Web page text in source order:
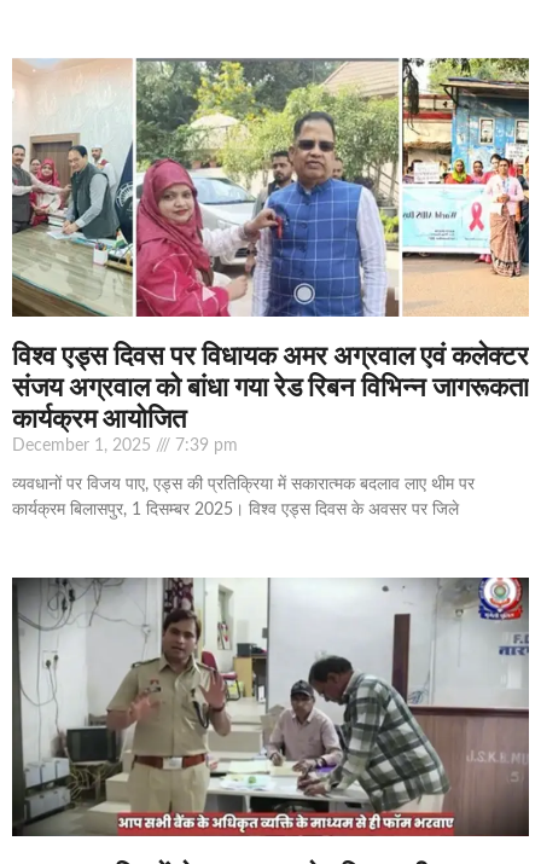
विश्व एड्स दिवस पर विधायक अमर अग्रवाल एवं कलेक्टर
संजय अग्रवाल को बांधा गया रेड रिबन विभिन्न जागरूकता
कार्यक्रम आयोजित
December 1, 2025 7:39 pm
व्यवधानों पर विजय पाए, एड्स की प्रतिक्रिया में सकारात्मक बदलाव लाए थीम पर
कार्यक्रम बिलासपुर, 1 दिसम्बर 2025। विश्व एड्स दिवस के अवसर पर जिले